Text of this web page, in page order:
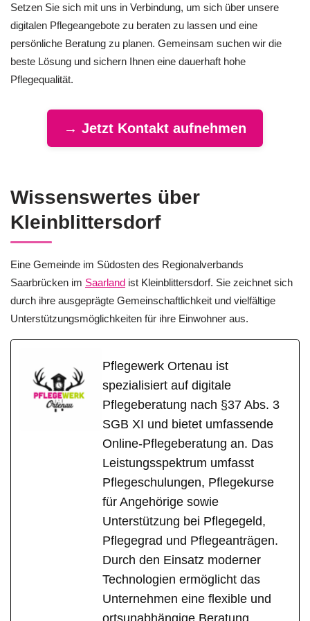
Setzen Sie sich mit uns in Verbindung, um sich über unsere
digitalen Pflegeangebote zu beraten zu lassen und eine
persönliche Beratung zu planen. Gemeinsam suchen wir die
beste Lösung und sichern Ihnen eine dauerhaft hohe
Pflegequalität.
→ Jetzt Kontakt aufnehmen
Wissenswertes über
Kleinblittersdorf
Eine Gemeinde im Südosten des Regionalverbands
Saarbrücken im Saarland ist Kleinblittersdorf. Sie zeichnet sich
durch ihre ausgeprägte Gemeinschaftlichkeit und vielfältige
Unterstützungsmöglichkeiten für ihre Einwohner aus.
Pflegewerk Ortenau ist
spezialisiert auf digitale
Pflegeberatung nach §37 Abs. 3
SGB XI und bietet umfassende
Online-Pflegeberatung an. Das
Leistungsspektrum umfasst
Pflegeschulungen, Pflegekurse
für Angehörige sowie
Unterstützung bei Pflegegeld,
Pflegegrad und Pflegeanträgen.
Durch den Einsatz moderner
Technologien ermöglicht das
Unternehmen eine flexible und